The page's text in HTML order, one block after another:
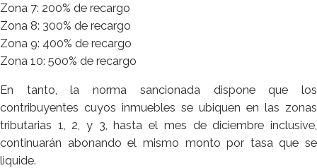
Zona 7: 200% de recargo
Zona 8: 300% de recargo
Zona 9: 400% de recargo
Zona 10: 500% de recargo
En tanto, la norma sancionada dispone que los
contribuyentes cuyos inmuebles se ubiquen en las zonas
tributarias 1, 2, y 3, hasta el mes de diciembre inclusive,
continuarán abonando el mismo monto por tasa que se
liquide.